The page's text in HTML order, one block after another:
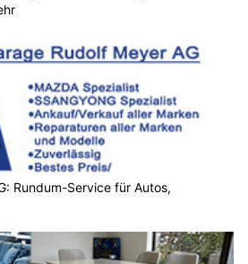
Rundum-Service für Autos,